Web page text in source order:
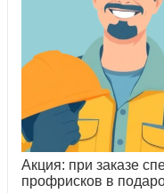
Акция: при заказе
профрисков в